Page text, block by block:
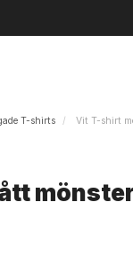
T-shirts Vit T-shirt